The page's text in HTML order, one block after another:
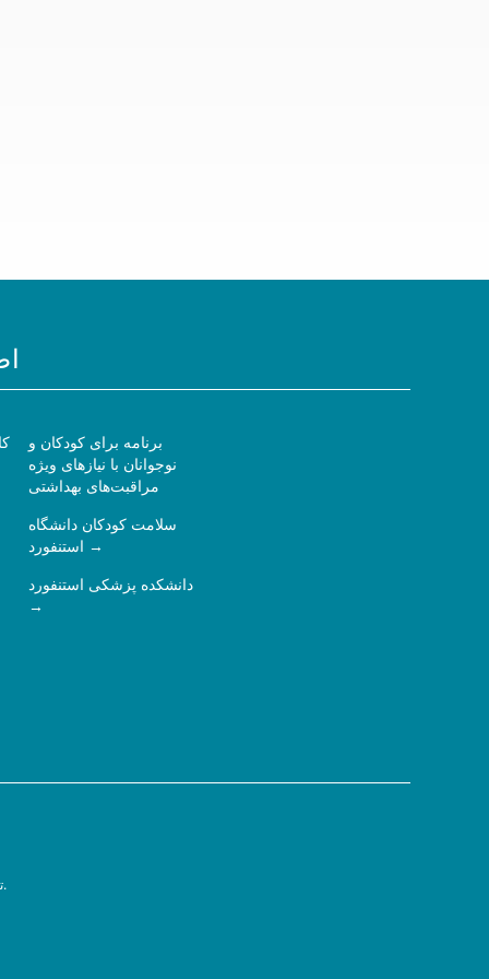
برنامه برای کودکان و
نوجوانان با نیازهای ویژه
مراقبت‌های بهداشتی
سلامت کودکان دانشگاه
استنفورد
دانشکده پزشکی استنفورد
سیاست حفظ حریم خصوصی.